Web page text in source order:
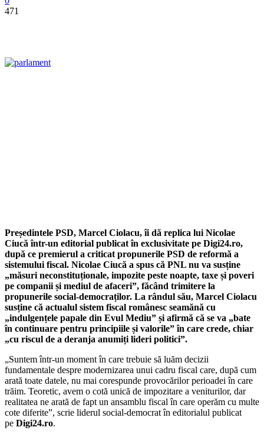
471
Președintele PSD, Marcel Ciolacu, îi dă replica lui Nicolae
Ciucă într-un editorial publicat în exclusivitate pe Digi24.ro,
după ce premierul a criticat propunerile PSD de reformă a
sistemului fiscal. Nicolae Ciucă a spus că PNL nu va susține
„măsuri neconstituționale, impozite peste noapte, taxe și poveri
pe companii și mediul de afaceri”, făcând trimitere la
propunerile social-democraților. La rândul său, Marcel Ciolacu
susține că actualul sistem fiscal românesc seamănă cu
„indulgențele papale din Evul Mediu” și afirmă că se va „bate
în continuare pentru principiile și valorile” în care crede, chiar
„cu riscul de a deranja anumiți lideri politici”.
„Suntem într-un moment în care trebuie să luăm decizii
fundamentale despre modernizarea unui cadru fiscal care, după cum
arată toate datele, nu mai corespunde provocărilor perioadei în care
trăim. Teoretic, avem o cotă unică de impozitare a veniturilor, dar
realitatea ne arată de fapt un ansamblu fiscal în care operăm cu multe
cote diferite”, scrie liderul social-democrat în editorialul publicat
pe Digi24.ro.